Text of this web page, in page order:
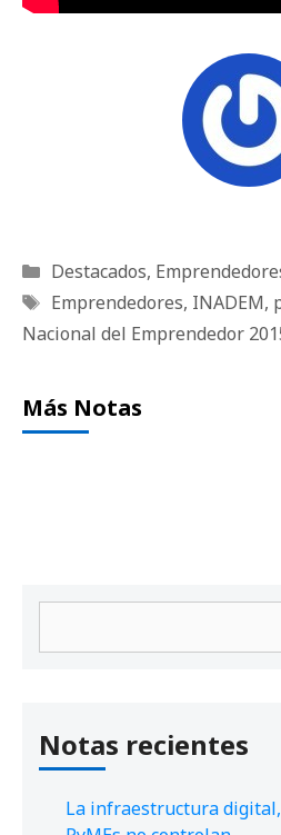
Categorías
Destacados,
Etiquetas
Emprendedores, INADEM,
Nacional del Emprendedor
Más Notas
Notas recientes
La infraestructura